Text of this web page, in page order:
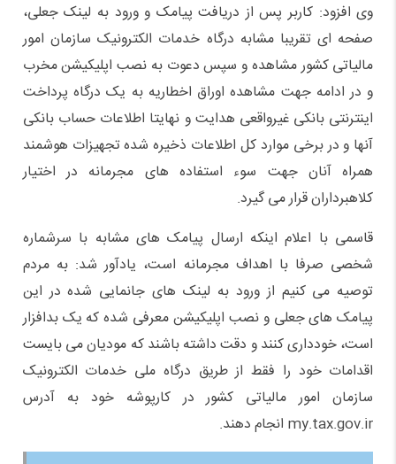
وی افزود: کاربر پس از دریافت پیامک و ورود به لینک جعلی،
صفحه ای تقریبا مشابه درگاه خدمات الکترونیک سازمان امور
مالیاتی کشور مشاهده و سپس دعوت به نصب اپلیکیشن مخرب
و در ادامه جهت مشاهده اوراق اخطاریه به یک درگاه پرداخت
اینترنتی بانکی غیرواقعی هدایت و نهایتا اطلاعات حساب بانکی
آنها و در برخی موارد کل اطلاعات ذخیره شده تجهیزات هوشمند
همراه آنان جهت سوء استفاده های مجرمانه در اختیار
کلاهبرداران قرار می گیرد.
قاسمی با اعلام اینکه ارسال پیامک های مشابه با سرشماره
شخصی صرفا با اهداف مجرمانه است، یادآور شد: به مردم
توصیه می کنیم از ورود به لینک های جانمایی شده در این
پیامک های جعلی و نصب اپلیکیشن معرفی شده که یک بدافزار
است، خودداری کنند و دقت داشته باشند که مودیان می بایست
اقدامات خود را فقط از طریق درگاه ملی خدمات الکترونیک
سازمان امور مالیاتی کشور در کارپوشه خود به آدرس
my.tax.gov.ir انجام دهند.